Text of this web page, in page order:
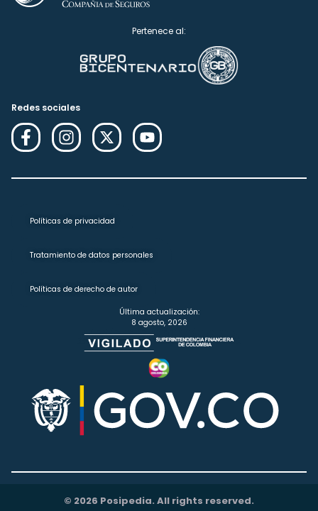
Pertenece al:
Redes sociales
Políticas de privacidad
Tratamiento de datos personales
Políticas de derecho de autor
Última actualización:
8 agosto, 2026
© 2026 Posipedia. All rights reserved.